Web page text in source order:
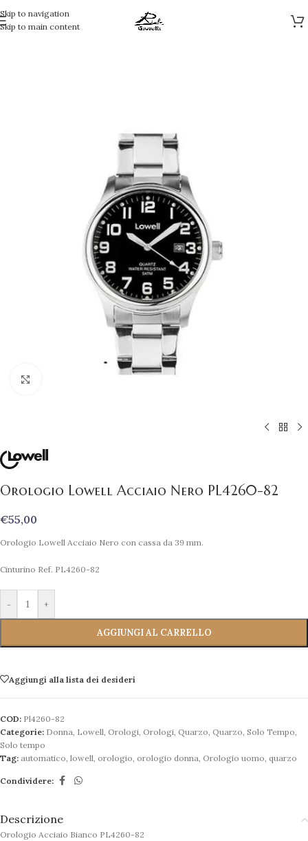
Skip to navigation
Skip to main content
Orologio Lowell Acciaio Nero PL4260-82
€55,00
Orologio Lowell Acciaio Nero con cassa da 39 mm.
Cinturino Ref. PL4260-82
- +
AGGIUNGI AL CARRELLO
Aggiungi alla lista dei desideri
COD: Pl4260-82
Categorie: Donna, Lowell, Orologi, Orologi, Quarzo, Quarzo, Solo Tempo,
Solo tempo
Tag: automatico, lowell, orologio, orologio donna, Orologio uomo, quarzo
Condividere:
Descrizione
Orologio Acciaio Bianco PL4260-82